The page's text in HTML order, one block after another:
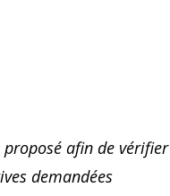
afin de vérifier
demandées